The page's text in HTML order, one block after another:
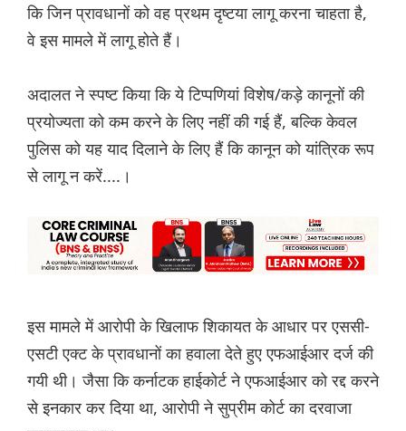
कि जिन प्रावधानों को वह प्रथम दृष्टया लागू करना चाहता है,
वे इस मामले में लागू होते हैं।
अदालत ने स्पष्ट किया कि ये टिप्पणियां विशेष/कड़े कानूनों की
प्रयोज्यता को कम करने के लिए नहीं की गई हैं, बल्कि केवल
पुलिस को यह याद दिलाने के लिए हैं कि कानून को यांत्रिक रूप
से लागू न करें....।
इस मामले में आरोपी के खिलाफ शिकायत के आधार पर एससी-
एसटी एक्ट के प्रावधानों का हवाला देते हुए एफआईआर दर्ज की
गयी थी। जैसा कि कर्नाटक हाईकोर्ट ने एफआईआर को रद्द करने
से इनकार कर दिया था, आरोपी ने सुप्रीम कोर्ट का दरवाजा